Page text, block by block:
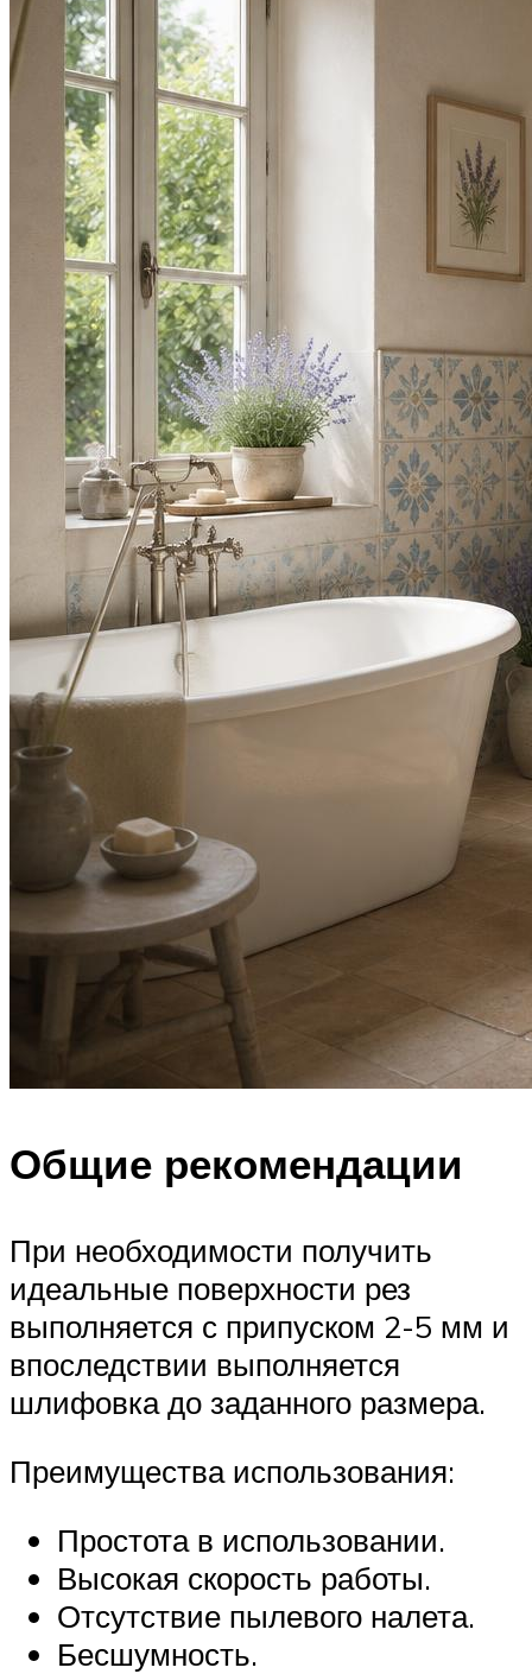
Общие рекомендации
При необходимости получить
идеальные поверхности рез
выполняется с припуском 2-5 мм и
впоследствии выполняется
шлифовка до заданного размера.
Преимущества использования:
Простота в использовании.
Высокая скорость работы.
Отсутствие пылевого налета.
Бесшумность.